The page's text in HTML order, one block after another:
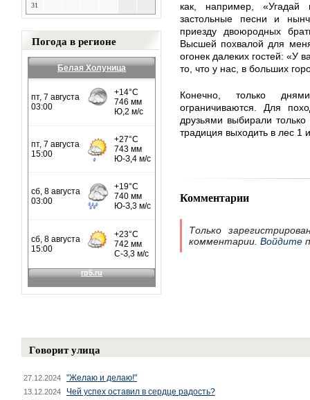
31
Погода в регионе
Белая Холуница
как, например,
застольные песни и
приезду двоюродных
Высшей похвалой для
огонек далеких гостей: «У
то, что у нас, в больших
Конечно, только
ограничиваются. Для
друзьями выбирали
традиция выходить в лес 1
Комментарии
Только
комментарии. Войдите
Говорит улица
27.12.2024 "Желаю и делаю!"
13.12.2024 Чей успех оставил в сердце радость?